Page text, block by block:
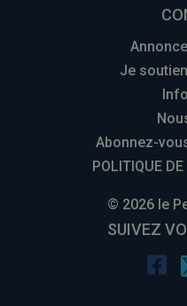
Je
Abonnez-
POLITIQUE
© 2026 le
SUIVEZ